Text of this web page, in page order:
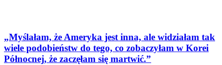
„Myślałam, że Ameryka jest inna, ale widziałam tak
wiele podobieństw do tego, co zobaczyłam w Korei
Północnej, że zaczęłam się martwić.”